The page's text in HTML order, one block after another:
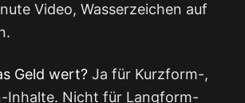
Video, Wasserzeichen auf
Geld wert?Ja für Kurzform-,
Inhalte. Nicht für Langform-